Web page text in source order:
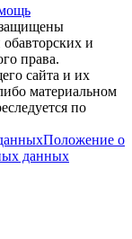
и
права.
сайта и их
материальном
по
Положение о
данных